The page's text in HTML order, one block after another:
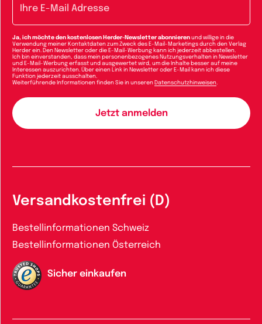
Ja, ich möchte den kostenlosen Herder-Newsletter abonnieren und willige in die
Verwendung meiner Kontaktdaten zum Zweck des E-Mail-Marketings durch den Verlag
Herder ein. Den Newsletter oder die E-Mail-Werbung kann ich jederzeit abbestellen.
Ich bin einverstanden, dass mein personenbezogenes Nutzungsverhalten in Newsletter
und E-Mail-Werbung erfasst und ausgewertet wird, um die Inhalte besser auf meine
Interessen auszurichten. Über einen Link in Newsletter oder E-Mail kann ich diese
Funktion jederzeit ausschalten.
Weiterführende Informationen finden Sie in unseren Datenschutzhinweisen
Versandkostenfrei (D)
Bestellinformationen Schweiz
Bestellinformationen Österreich
Sicher einkaufen